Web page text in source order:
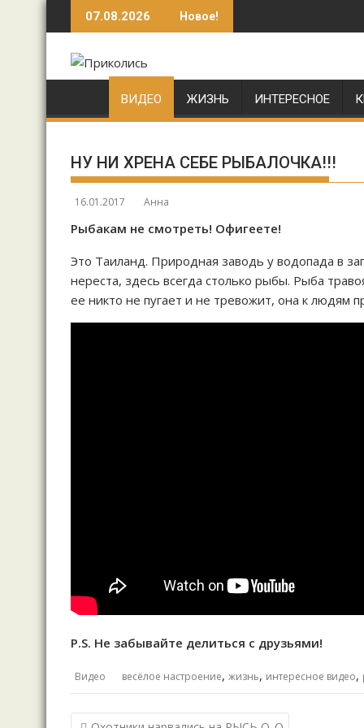
Перейти
к
07.08.2026 Новое!
ВИДЕО ЖИЗНЬ ИНТЕРЕСНОЕ
НУ НИ ХРЕНА СЕБЕ РЫБАЛОЧКА!!!
16.01.2017 Анна
Рыбакам не смотреть! Офигеете!
Это Таиланд. Природная заводь у водопада в
нереста, здесь всегда столько рыбы. Рыба
ее никто не пугает и не тревожит, она к людям
P.S. Не забывайте делиться с друзьями!
Видео весёлое настроение, жизнь, интересное видео,
Навигация